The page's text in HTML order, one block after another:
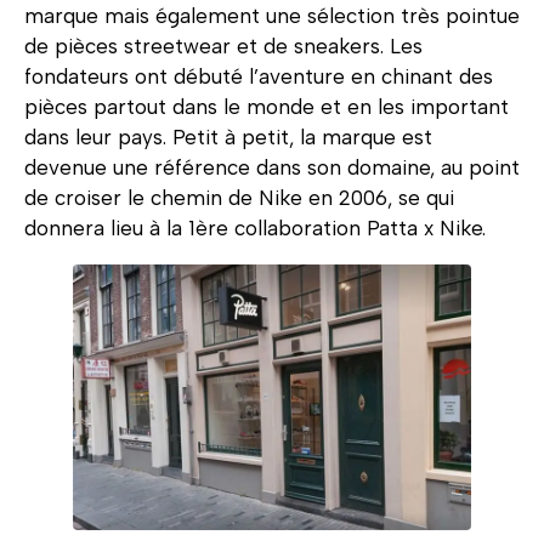
marque mais également une sélection très pointue
de pièces streetwear et de sneakers. Les
fondateurs ont débuté l’aventure en chinant des
pièces partout dans le monde et en les important
dans leur pays. Petit à petit, la marque est
devenue une référence dans son domaine, au point
de croiser le chemin de Nike en 2006, se qui
donnera lieu à la 1ère collaboration Patta x Nike.